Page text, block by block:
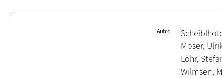
Autor
Moser,
Lӧhr,
Wilmsen,